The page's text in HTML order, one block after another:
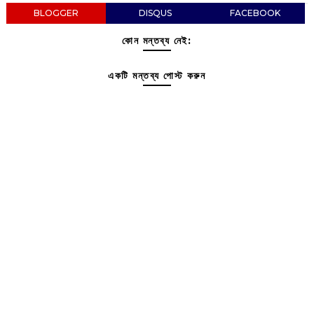
BLOGGER DISQUS FACEBOOK
কোন মন্তব্য নেই:
একটি মন্তব্য পোস্ট করুন